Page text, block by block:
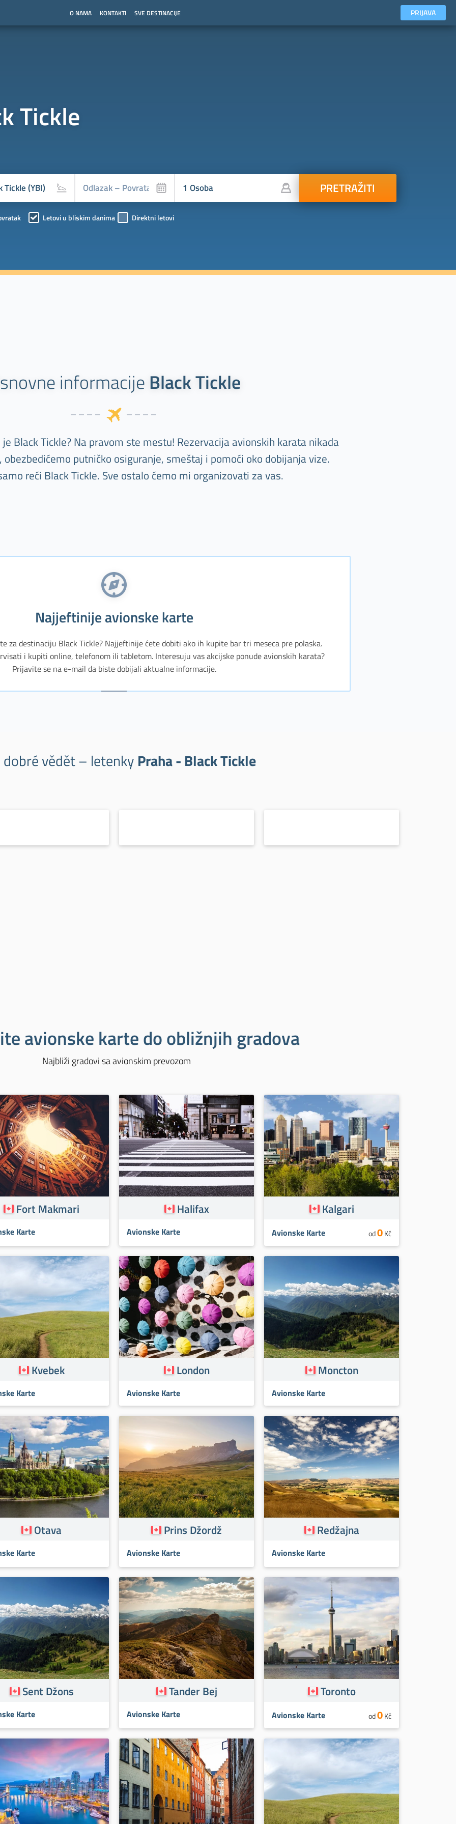
O NAMA KONTAKTI SVE DESTINACIJE PRIJAVA
Tickle
PRETRAŽITI
Letovi u bliskim danima Direktni letovi
informacije Black Tickle
Black Tickle? Na pravom ste mestu! Rezervacija avionskih karata nikada
putničko osiguranje, smeštaj i pomoći oko dobijanja vize.
reći Black Tickle. Sve ostalo ćemo mi organizovati za vas.
Najjeftinije avionske karte
za destinaciju Black Tickle? Najjeftinije ćete dobiti ako ih kupite bar tri meseca pre polaska.
i kupiti online, telefonom ili tabletom. Interesuju vas akcijske ponude avionskih karata?
Prijavite se na e-mail da biste dobijali aktualne informacije.
dobré vědět – letenky Praha - Black Tickle
avionske karte do obližnjih gradova
Najbliži gradovi sa avionskim prevozom
Fort Makmari
Karte
Halifax
Avionske Karte
Kalgari
Avionske Karte od0Kč
Kvebek
Karte
London
Avionske Karte
Moncton
Avionske Karte
Otava
Karte
Prins Džordž
Avionske Karte
Redžajna
Avionske Karte
Sent Džons
Karte
Tander Bej
Avionske Karte
Toronto
Avionske Karte od0Kč